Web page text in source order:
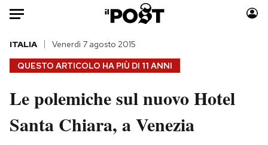
HOME
Italia
Politica
Moda
Consumismi
QUESTO ARTICOLO HA PIÙ DI 11 ANNI
ITALIA Venerdì 7 agosto 2015
Le polemiche sul nuovo Hotel
Santa Chiara, a Venezia